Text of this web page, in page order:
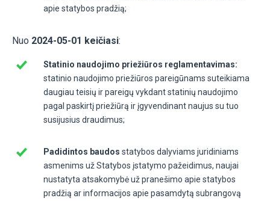
apie statybos pradžią;
Nuo 2024-05-01 keičiasi:
Statinio naudojimo priežiūros reglamentavimas:
statinio naudojimo priežiūros pareigūnams suteikiama
daugiau teisių ir pareigų vykdant statinių naudojimo
pagal paskirtį priežiūrą ir įgyvendinant naujus su tuo
susijusius draudimus;
Padidintos baudos statybos dalyviams juridiniams
asmenims už Statybos įstatymo pažeidimus, naujai
nustatyta atsakomybė už pranešimo apie statybos
pradžią ar informacijos apie pasamdytą subrangovą